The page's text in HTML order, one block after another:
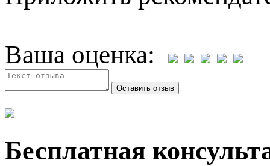
Ваша оценка:
Бесплатная